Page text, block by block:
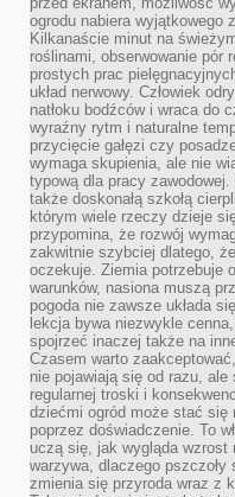
ogrodu nabiera wyjątkowego
Kilkanaście minut na
roślinami, obserwowanie pór
prostych prac
układ nerwowy. Człowiek
natłoku bodźców i wraca do
wyraźny rytm i naturalne
przycięcie gałęzi czy
wymaga skupienia, ale nie
typową dla pracy
także doskonałą szkołą
którym wiele rzeczy dzieje
przypomina, że rozwój
zakwitnie szybciej dlatego,
oczekuje. Ziemia potrzebuje
warunków, nasiona muszą
pogoda nie zawsze układa
lekcja bywa niezwykle
spojrzeć inaczej także na
Czasem warto
nie pojawiają się od razu, ale
regularnej troski i
dziećmi ogród może stać się
poprzez doświadczenie. To
uczą się, jak wygląda wzrost
warzywa, dlaczego pszczoły
zmienia się przyroda wraz z